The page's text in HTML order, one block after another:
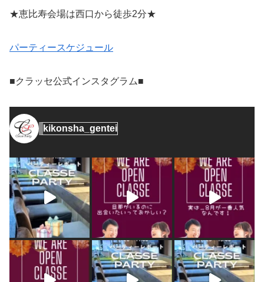
★恵比寿会場は西口から徒歩2分★
パーティースケジュール
■クラッセ公式インスタグラム■
kikonsha_gentei